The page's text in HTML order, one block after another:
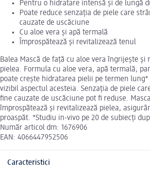
Pentru o hidratare intensă și de lungă
Poate reduce senzația de piele care
cauzate de uscăciune
Cu aloe vera și apă termală
Împrospătează și revitalizează tenul
Balea Mască de față cu aloe vera îngrijește și
pielea. Formula cu aloe vera, apă termală,
poate crește hidratarea pielii pe termen
vizibil aspectul acesteia. Senzația de piele
fine cauzate de uscăciune pot fi reduse.
împrospătează și revitalizează pielea,
proaspăt. *Studiu in-vivo pe 20 de subiecți
Număr articol dm: 1676906
EAN: 4066447952506
Caracteristici